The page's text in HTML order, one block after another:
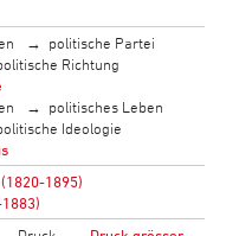
politische Partei
Richtung
politisches Leben
Ideologie
1895)